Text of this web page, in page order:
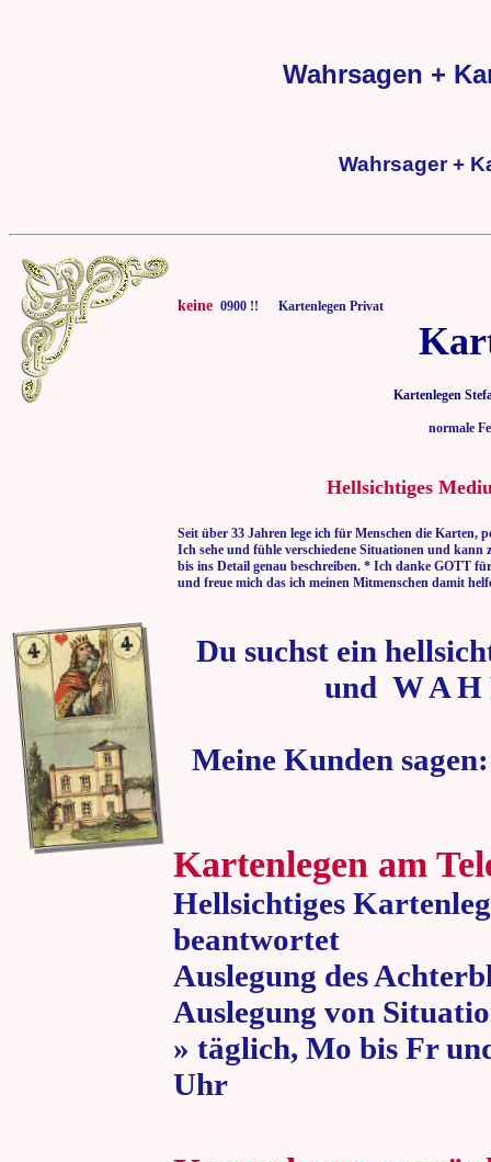
Wahrsagen +
Wahrsager +
keine 0900 !! Kartenlegen Privat
Kartenlegen
normale
Hellsichtiges
Seit über 33 Jahren lege ich für Menschen die Karten,
Ich sehe und fühle verschiedene Situationen und kann
bis ins Detail genau beschreiben. * Ich danke GOTT
und freue mich das ich meinen Mitmenschen damit
Du suchst ein
und W A H
Meine Kunden
Kartenlegen am
Hellsichtiges
beantwortet
Auslegung des
Auslegung von
» täglich, Mo bis Fr
Uhr » 80